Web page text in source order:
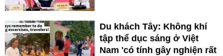
Du khách Tây: Không khí
tập thể dục sáng ở Việt
Nam 'có tính gây nghiện rất